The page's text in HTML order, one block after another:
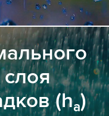
слоя
(ha)